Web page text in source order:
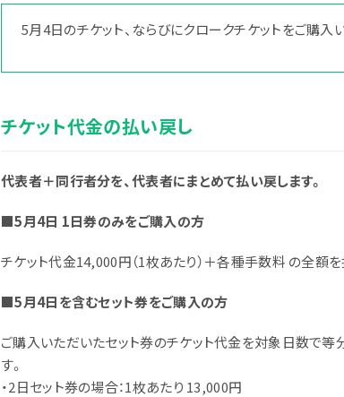
グッズ 飲食
5月4日のチケット、ならびにクロークチケットをご購
チケット代金の払い戻し
代表者＋同行者分を、代表者にまとめて払い戻します。
■5月4日 1日券のみをご購入の方
チケット代金14,000円（1枚あたり）＋各種手数料 の全額を
■5月4日を含むセット券をご購入の方
ご購入いただいたセット券のチケット代金を対象日数で
す。
・2日セット券の場合：1枚あたり 13,000円